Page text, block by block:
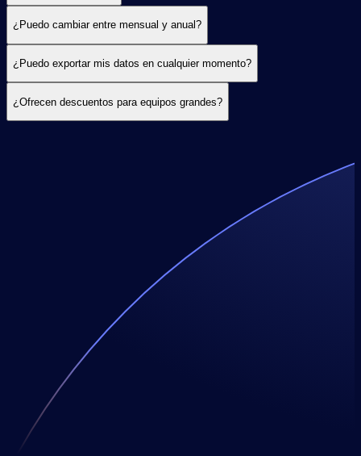
¿Puedo cambiar entre mensual y anual?
¿Puedo exportar mis datos en cualquier momento?
¿Ofrecen descuentos para equipos grandes?